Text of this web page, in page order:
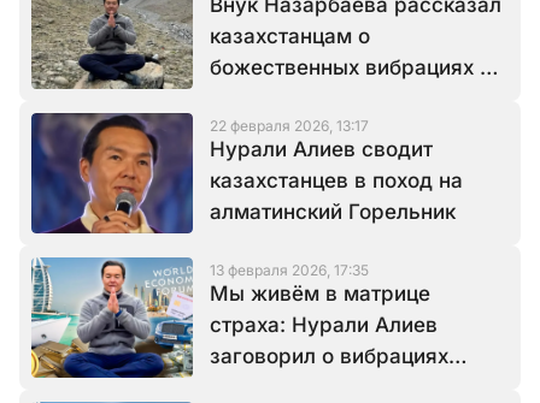
казахстанцам о
божественных вибрациях и
22 февраля 2026, 13:17
Нурали Алиев сводит
казахстанцев в поход на
алматинский Горельник
13 февраля 2026, 17:35
Мы живём в матрице
страха: Нурали Алиев
заговорил о вибрациях